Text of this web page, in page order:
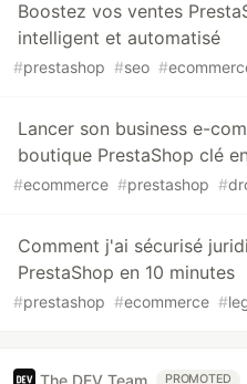
Boostez vos ventes
intelligent et automatisé
#prestashop #seo #
Lancer son business e-
boutique PrestaShop clé
#ecommerce #prestashop #
Comment j'ai sécurisé
PrestaShop en 10 minutes
#prestashop #ecommerce #
The DEV Team PROMOTED